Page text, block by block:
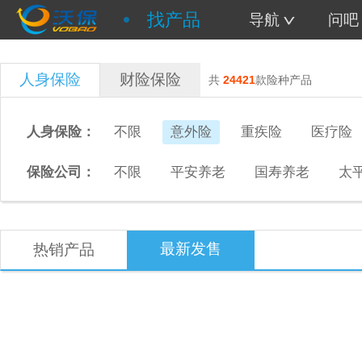
找产品 导航 问吧
人身保险 财险保险 共 24421款险种产品
人身保险： 不限 意外险 重疾险 医疗险
保险公司： 不限 平安养老 国寿养老 太
热销产品 最新发售